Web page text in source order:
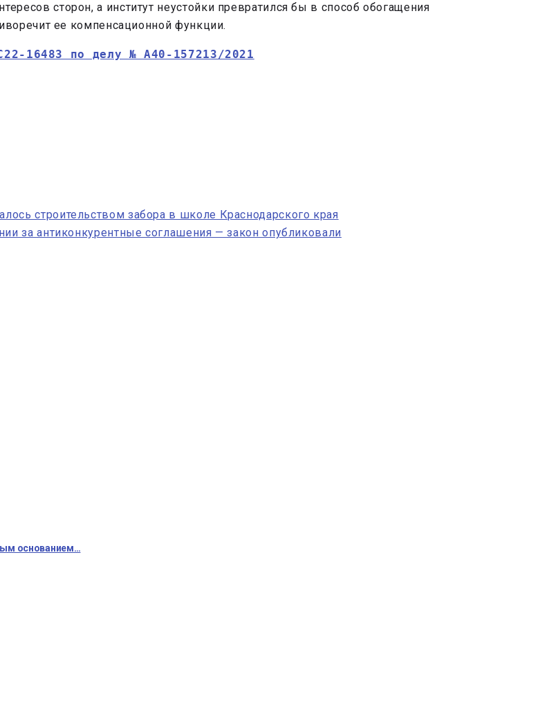
сторон, а институт неустойки превратился бы в способ обогащения
ее компенсационной функции.
16483 по делу № А40-157213/2021
строительством забора в школе Краснодарского края
за антиконкурентные соглашения — закон опубликовали
основанием…